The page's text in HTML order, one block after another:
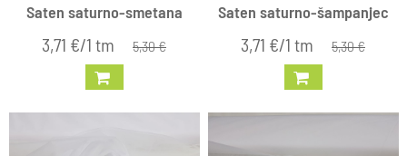
Saten saturno-smetana
3,71 €/1 tm 5,30 €
Saten saturno-šampanjec
3,71 €/1 tm 5,30 €